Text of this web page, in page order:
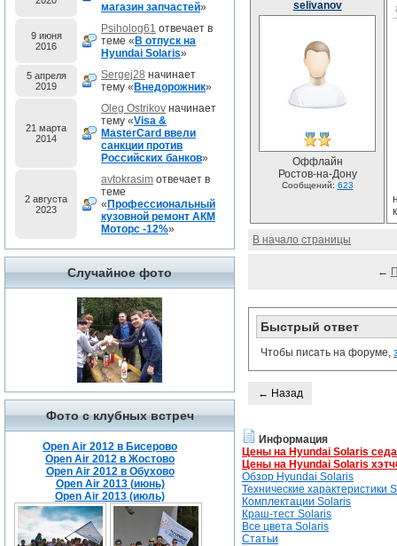
магазин запчастей»
9 июня
2016
Psiholog61 отвечает в
теме « В отпуск на
Hyundai Solaris»
5 апреля
2019
Sergej28 начинает
тему « Внедорожник»
21 марта
2014
Oleg Ostrikov начинает
тему «Visa &
MasterCard ввели
санкции против
Российских банков»
2 августа
2023
avtokrasim отвечает в
теме
« Профессиональный
кузовной ремонт АКМ
Моторс -12%»
Случайное фото
Фото с клубных встреч
Open Air 2012 в Бисерово
Open Air 2012 в Жостово
Open Air 2012 в Обухово
Open Air 2013 (июнь)
Open Air 2013 (июль)
selivanov
Оффлайн
Ростов-на-Дону
Сообщений: 623
В начало страницы
←
Быстрый ответ
Чтобы писать на форуме,
← Назад
Информация
Цены на Hyundai Solaris
Цены на Hyundai Solaris
Обзор Hyundai Solaris
Технические характеристики
Комплектации Solaris
Краш-тест Solaris
Все цвета Solaris
Статьи